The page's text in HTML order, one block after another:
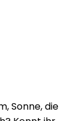
Sonne, die